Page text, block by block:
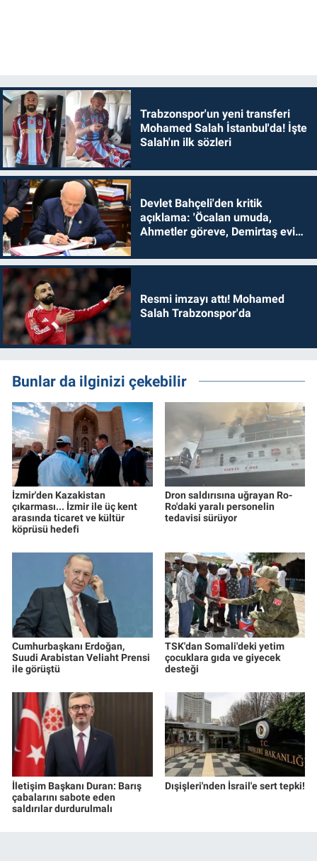
Trabzonspor'un yeni transferi
Mohamed Salah İstanbul'da! İşte
Salah'ın ilk sözleri
Devlet Bahçeli'den kritik
açıklama: 'Öcalan umuda,
Ahmetler göreve, Demirtaş evine
Resmi imzayı attı! Mohamed
Salah Trabzonspor'da
Bunlar da ilginizi çekebilir
İzmir'den Kazakistan
çıkarması... İzmir ile üç kent
arasında ticaret ve kültür
köprüsü hedefi
Dron saldırısına uğrayan Ro-
Ro'daki yaralı personelin
tedavisi sürüyor
Cumhurbaşkanı Erdoğan,
Suudi Arabistan Veliaht Prensi
ile görüştü
TSK'dan Somali'deki yetim
çocuklara gıda ve giyecek
desteği
İletişim Başkanı Duran: Barış
çabalarını sabote eden
saldırılar durdurulmalı
Dışişleri'nden İsrail'e sert tepki!